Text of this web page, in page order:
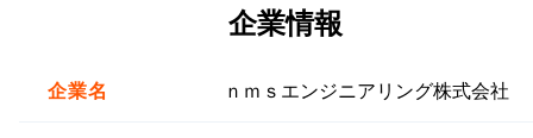
企業情報
企業名 ｎｍｓエンジニアリング株式会社